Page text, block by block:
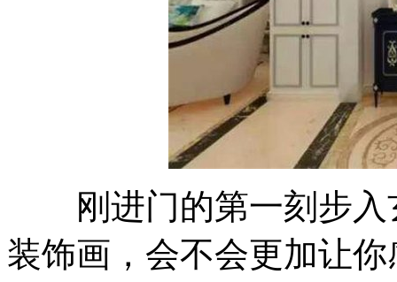
刚进门的第一刻步入
装饰画，会不会更加让